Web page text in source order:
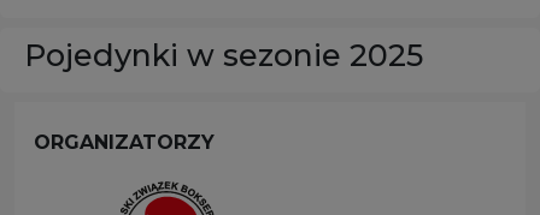
Pojedynki w sezonie 2025
ORGANIZATORZY